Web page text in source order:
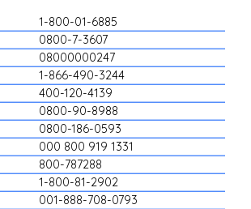
1-800-01-6885
0800-7-3607
08000000247
1-866-490-3244
400-120-4139
0800-90-8988
0800-186-0593
000 800 919 1331
800-787288
1-800-81-2902
001-888-708-0793